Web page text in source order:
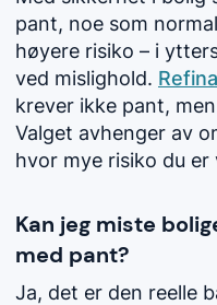
pant, noe som
høyere risiko – i
ved mislighold.
krever ikke pant,
Valget avhenger av
hvor mye risiko du
Kan jeg miste
med pant?
Ja, det er den reelle